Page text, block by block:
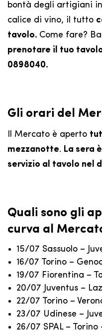
bontà degli artigiani
calice di vino, il tutto
tavolo. Come fare?
prenotare il tuo
0898040.
Gli orari del
Il Mercato è aperto
mezzanotte. La sera
servizio al tavolo nel
Quali sono gli
curva al
15/07 Sassuolo –
16/07 Torino –
19/07 Fiorentina –
20/07 Juventus –
22/07 Torino –
23/07 Udinese –
26/07 SPAL – Torino